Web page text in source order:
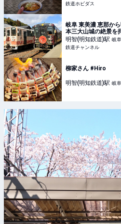
鉄道ホビダス
岐阜 東美濃 恵那か
本三大山城の絶景を
とゆったりのんびり
ス | 鉄道チャンネル
明智(明知鉄道)駅 岐
鉄道チャンネル
柳家さん #Hiro
明智(明知鉄道)駅 岐